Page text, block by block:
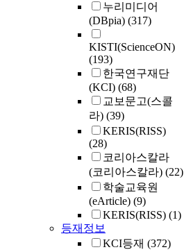
누리미디어
(DBpia) (317)
KISTI(ScienceON)
(193)
한국연구재단
(KCI) (68)
교보문고(스콜
라) (39)
KERIS(RISS)
(28)
코리아스칼라
(코리아스칼라) (22)
학술교육원
(eArticle) (9)
KERIS(RISS) (1)
등재정보
KCI등재 (372)